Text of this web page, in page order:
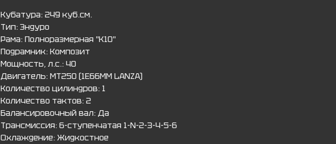
Кубатура: 249 куб.см.
Тип: Эндуро
Рама: Полноразмерная "К10"
Подрамник: Композит
Мощность, л.с.: 40
Двигатель: MT250 (1E66MM LANZA)
Количество цилиндров: 1
Количество тактов: 2
Балансировочный вал: Да
Трансмиссия: 6-ступенчатая 1-N-2-3-4-5-6
Охлаждение: Жидкостное